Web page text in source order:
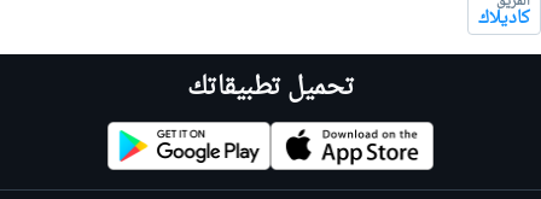
كاديلاك
تحميل تطبيقاتك